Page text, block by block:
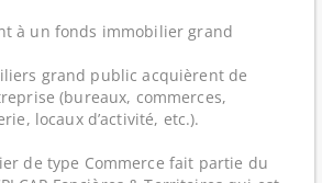
à un fonds immobilier grand
grand public acquièrent de
(bureaux, commerces,
locaux d’activité, etc.).
de type Commerce fait partie du